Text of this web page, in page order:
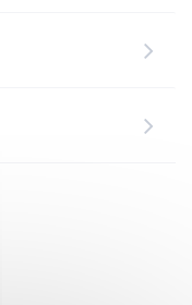
pelle et la
roche lunaire
hommage
rapporté